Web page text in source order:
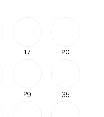
17 20
29 35